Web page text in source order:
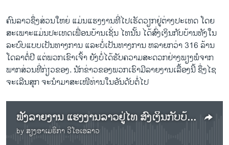
ລາຍການກະຈາຍສຽງ
ລາຍງານ
ຕິດຕາມພວກເຮົາ ທີ່
ພາສາຕ່າງໆ
ຄົນລາວຊຶ່ງສ່ວນໃຫຍ່ ແມ່ນແຮງງານທີ່ໄປເຮັດວຽກຢູ່ຕ່າງປະເທດ ໂດຍ
ສະເພາະແມ່ນປະເທດເພື່ອນບ້ານເຊັ່ນ ໄທນັ້ນ ໄດ້ສົ່ງເງິນກັບບ້ານທັງໃນ
ລະບົບແບບເປັນທາງການ ແລະບໍ່ເປັນທາງການ ຫລາຍກວ່າ 316 ລ້ານ
ໂດລາຕໍ່ປີ ແຕ່ພວກເຂົາເຈົ້າ ຍັງບໍ່ໄດ້ຮັບຄວາມສະດວກຢ່າງພຽງພໍຈາກ
ພາກສ່ວນທີ່ກ່ຽວຂອງ. ນັກຂ່າວຂອງພວກເຮົາມີລາຍງານເລື້ອງນີ້ ຊຶ່ງໄຊ
ຈະເລີນສຸກ ຈະນຳມາສະເໜີທ່ານໃນອັນດັບຕໍ່ໄປ
ຟັງລາຍງານ ແຮງງານລາວຢູ່ໄທ ສົ່ງເງິນກັບບ້ານ ປີລະ 3 ລ້ານກວ່າໂດລາ ແຕ່ຍັງບໍ່ໄດ້ຮັບຄວາມສະດວກ ຢ່າງພຽງພໍຈາກພາກສ່ວນຕ່າງໆ
by ສຽງອາເມຣິກາ ວີໂອເອລາວ
No media source currently available